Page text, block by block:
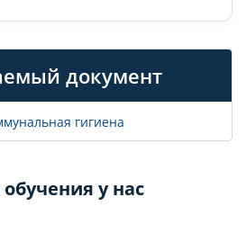
документ
у нас